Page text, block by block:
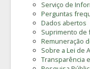
Serviço de
Perguntas
Dados abertos
Suprimento de
Remuneração
Sobre a Lei de
Transparência